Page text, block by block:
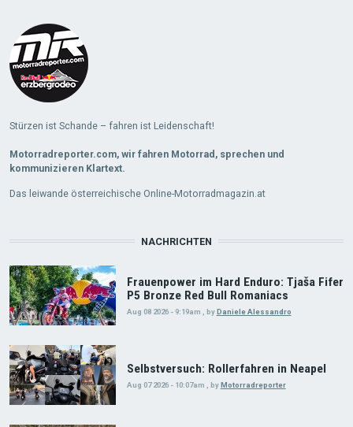
Stürzen ist Schande – fahren ist Leidenschaft!
Motorradreporter.com, wir fahren Motorrad, sprechen und
kommunizieren Klartext.
Das leiwande österreichische Online-Motorradmagazin.at
NACHRICHTEN
Frauenpower im Hard Enduro: Tjaša Fifer
P5 Bronze Red Bull Romaniacs
Aug 08 2026 - 9:19am , byDaniele Alessandro
Selbstversuch: Rollerfahren in Neapel
Aug 07 2026 - 10:07am byMotorradreporter